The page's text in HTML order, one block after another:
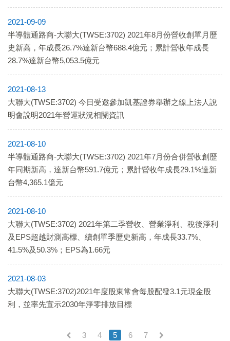
2021-09-09
半導體通路商-大聯大(TWSE:3702) 2021年8月份營收創單月歷
史新高，年成長26.7%達新台幣688.4億元；累計營收年成長
28.7%達新台幣5,053.5億元
2021-08-13
大聯大(TWSE:3702) 今日受邀參加凱基證券舉辦之線上法人說
明會說明2021年營運狀況相關資訊
2021-08-10
半導體通路商-大聯大(TWSE:3702) 2021年7月份合併營收創歷
年同期新高，達新台幣591.7億元；累計營收年成長29.1%達新
台幣4,365.1億元
2021-08-10
大聯大(TWSE:3702) 2021年第二季營收、營業淨利、稅後淨利
及EPS超越財測高標、續創單季歷史新高，年成長33.7%、
41.5%及50.3%；EPS為1.66元
2021-08-03
大聯大(TWSE:3702)2021年度股東常會每股配發3.1元現金股
利，並率先宣示2030年淨零排放目標
3 4 5 (current)
6 7